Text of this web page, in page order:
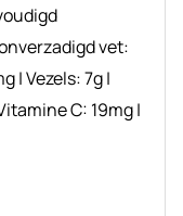
vet:
|Vezels:7g|
C: 19mg|